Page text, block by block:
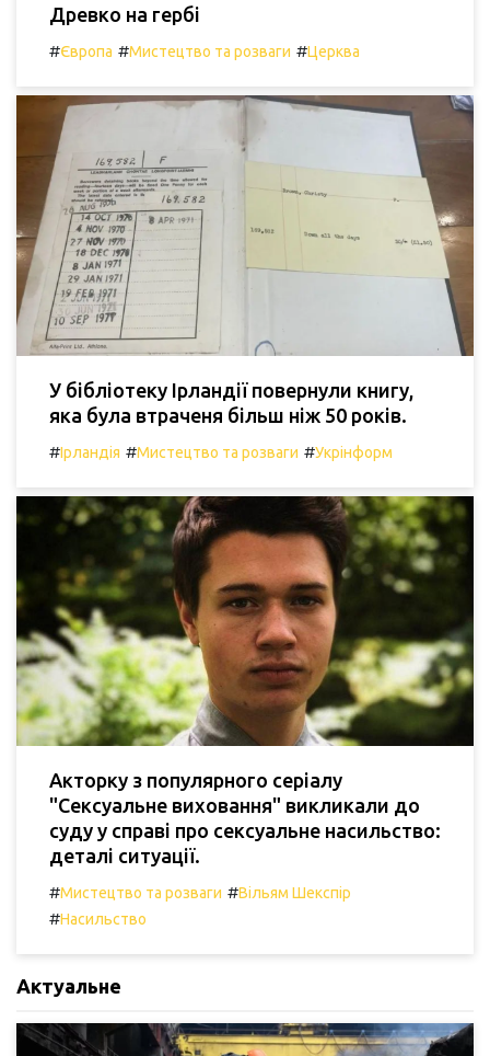
Древко на гербі
#Європа #Мистецтво та розваги #Церква
У бібліотеку Ірландії повернули книгу,
яка була втраченя більш ніж 50 років.
#Ірландія #Мистецтво та розваги #Укрінформ
Акторку з популярного серіалу
"Сексуальне виховання" викликали до
суду у справі про сексуальне насильство:
деталі ситуації.
#Мистецтво та розваги #Вільям Шекспір
#Насильство
Актуальне